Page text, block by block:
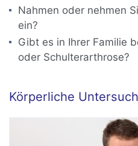
Nahmen oder nehmen
ein?
Gibt es in Ihrer Familie
oder Schulterarthrose?
Körperliche